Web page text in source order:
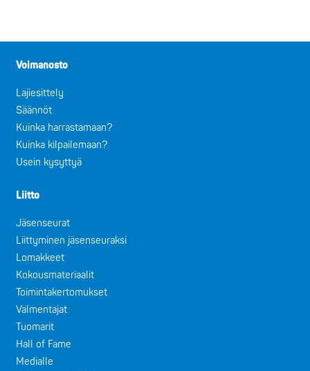
Voimanosto
Lajiesittely
Säännöt
Kuinka harrastamaan?
Kuinka kilpailemaan?
Usein kysyttyä
Liitto
Jäsenseurat
Liittyminen jäsenseuraksi
Lomakkeet
Kokousmateriaalit
Toimintakertomukset
Valmentajat
Tuomarit
Hall of Fame
Medialle